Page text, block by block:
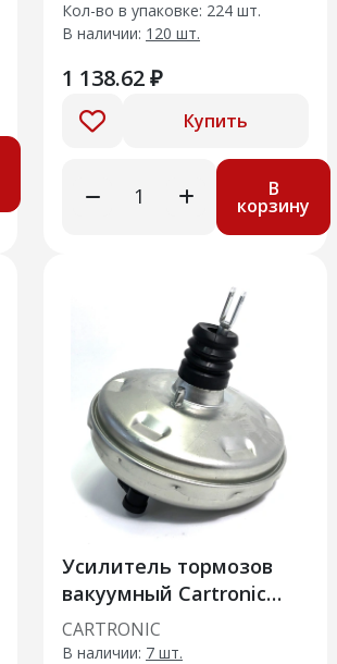
Кол-во в упаковке: 224 шт.
В наличии: 120 шт.
1 138.62 ₽
Купить
В
корзину
Усилитель тормозов
вакуумный Cartronic
CRTR0133188 Ref.2110-
3510010/ 21100351001000
CARTRONIC
В наличии: 7 шт.